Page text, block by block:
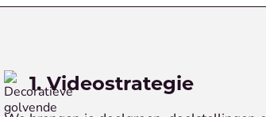
1. Videostrategie